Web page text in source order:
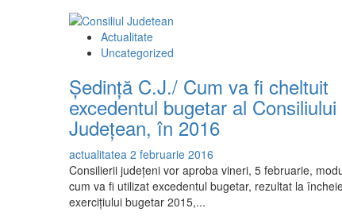
Modelu/
Persoane
bănuite
furt
din
locuinţe,
reţinute
de
poliţişti
Actualitate
Uncategorized
Ședință C.J./ Cum va fi cheltuit
excedentul bugetar al Consiliului
Județean, în 2016
actualitatea 2 februarie 2016
Consilierii județeni vor aproba vineri, 5 februarie,
cum va fi utilizat excedentul bugetar, rezultat la
exercițiului bugetar 2015,...